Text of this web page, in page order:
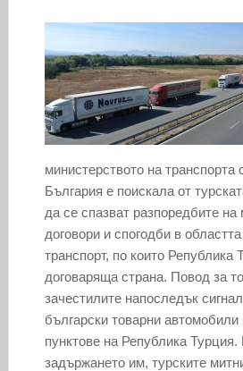
министерството на транспорта
България е поискала от
да се спазват разпоредбите
договори и спогодби в
транспорт, по които Република
договаряща страна. Повод за
зачестилите напоследък
български товарни автомобили
пунктове на Република Турция.
задържането им, турските